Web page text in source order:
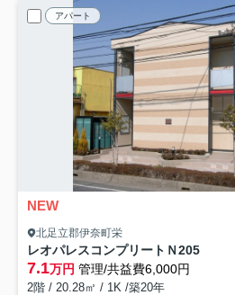
アパート
NEW
北足立郡伊奈町栄
レオパレスコンプリートＮ205
7.1万円 管理/共益費6,000円
2階 / 20.28㎡ / 1K /築20年